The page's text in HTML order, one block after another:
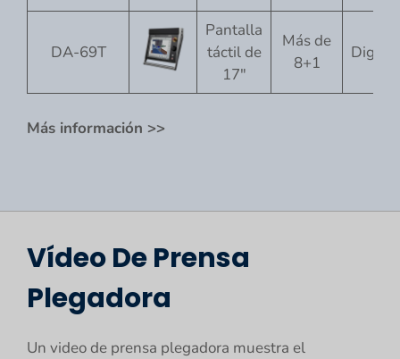
DA-69T
Pantalla
táctil de
17"
Más de
8+1
Más información >>
Vídeo De Prensa
Plegadora
Un video de prensa plegadora muestra el